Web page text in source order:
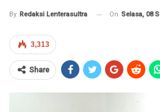
By Redaksi Lenterasultra On Selasa, 08
3,313
Share